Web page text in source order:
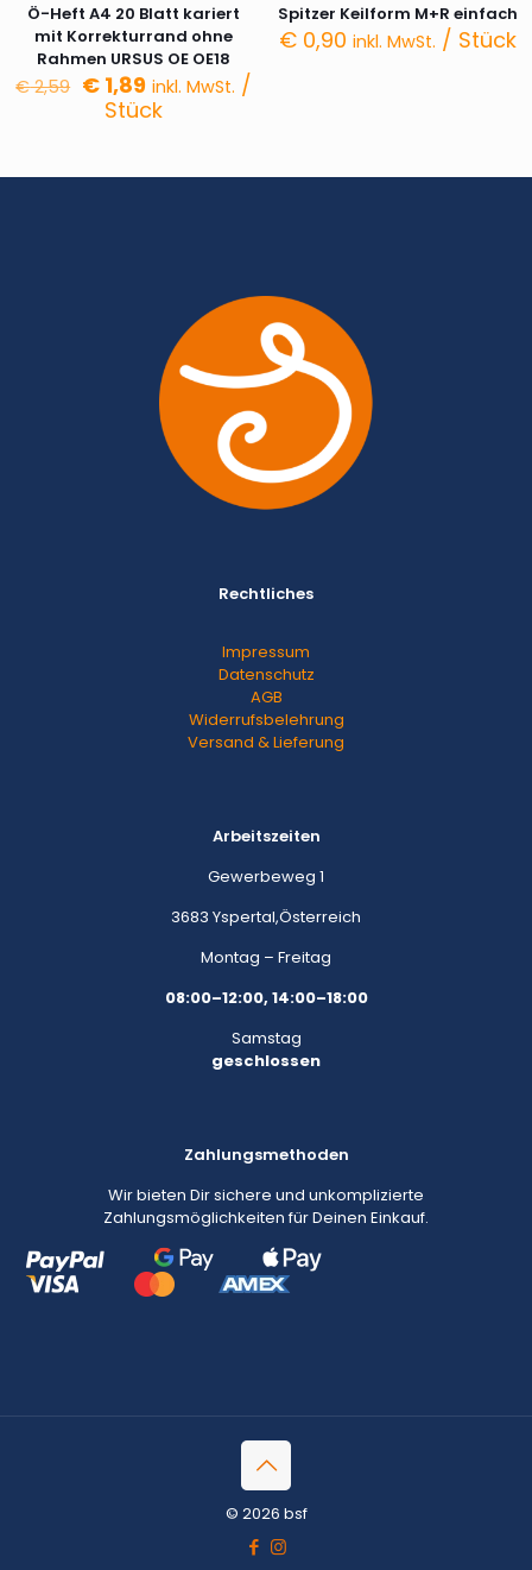
Ö-Heft A4 20 Blatt kariert
mit Korrekturrand ohne
Rahmen URSUS OE OE18
€2,59 Ursprünglicher
Preis
€ 1,89Aktueller
Preis
inkl. MwSt. /
Stück
Spitzer Keilform M+R einfach
€ 0,90 inkl. MwSt. / Stück
Rechtliches
Impressum
Datenschutz
AGB
Widerrufsbelehrung
Versand & Lieferung
Arbeitszeiten
Gewerbeweg 1
3683 Yspertal,Österreich
Montag – Freitag
08:00–12:00, 14:00–18:00
Samstag
geschlossen
Zahlungsmethoden
Wir bieten Dir sichere und unkomplizierte
Zahlungsmöglichkeiten für Deinen Einkauf.
© 2026 bsf